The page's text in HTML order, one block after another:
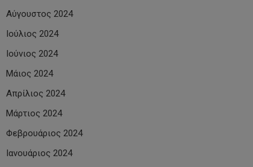
Αύγουστος 2024
Ιούλιος 2024
Ιούνιος 2024
Μάιος 2024
Απρίλιος 2024
Μάρτιος 2024
Φεβρουάριος 2024
Ιανουάριος 2024